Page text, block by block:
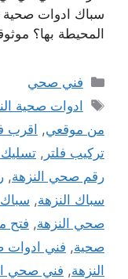
سباك ادوات صحية
المحيطة بها؟
التصنيفات
فني صحي
الوسوم
ادوات صحية
من موقعي, اقرب
تركيب فلتر , تسليك
رقم صحي النزهة,
سباك النزهة, سباك
صحي النزهة, فتح
صحية, فني ادوات
النزهة, فني صحي